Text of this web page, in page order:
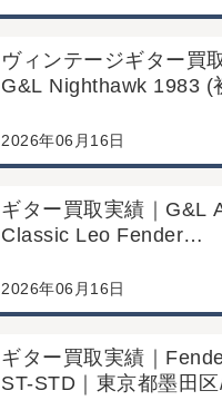
ヴィンテージギター買
G&L Nighthawk 1983 (
区/店頭買取/コンディシ
の査定例
2026年06月16日
ギター買取実績｜G&L
Classic Leo Fender
都江戸川区/店頭買取/コ
ョン良好の査定例
2026年06月16日
ギター買取実績｜
ST-STD｜東京都墨田